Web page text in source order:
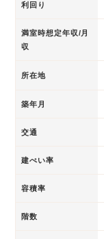
利回り
満室時想定年収/月
収
所在地
築年月
交通
建ぺい率
容積率
階数